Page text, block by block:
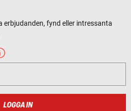
erbjudanden, fynd eller intressanta
LOGGA IN